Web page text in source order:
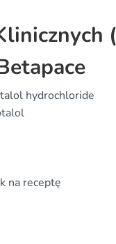
hydrochloride
na receptę